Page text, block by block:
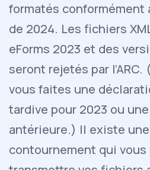
formatés
de 2024. Les fichiers
eForms 2023 et des
seront rejetés par
vous faites une
tardive pour 2023 ou
antérieure.) Il existe
contournement qui vous